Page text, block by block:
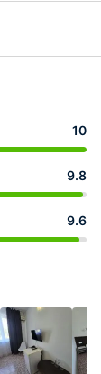
10
9.8
9.6